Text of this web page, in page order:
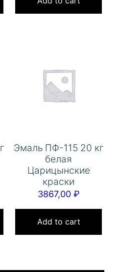
Эмаль ПФ-115 20 кг
белая
Царицынские
краски
3867,00 ₽
Add to cart